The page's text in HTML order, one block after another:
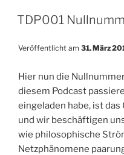
TDP001
Veröffentlicht am 31. März
Hier nun die
diesem Podcast
eingeladen habe, ist
und wir beschäftigen
wie philosophische
Netzphänomene